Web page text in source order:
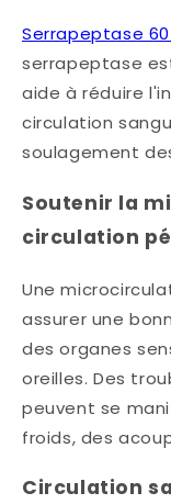
Serrapeptase 60
serrapeptase
aide à réduire
circulation
soulagement
Soutenir la
circulation
Une
assurer une
des organes
oreilles. Des
peuvent se
froids, des
Circulation